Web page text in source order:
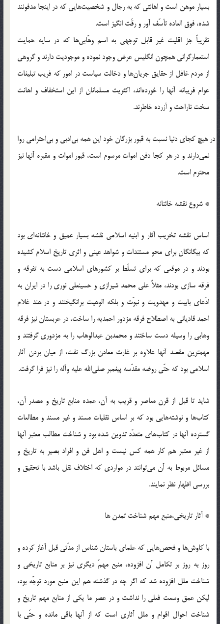
بسیار موهن است و اهانتی که به رجال و شخصیت‌هایی که در اینجا مدفونند
شده، فوق العاده تأسّف آور و رقّت انگیز است.
تقریباً جز اقلیت غیر قابل توجهی به اسم وهّابی‌ها که در سایه حمایت
استعمارگرانی همچون انگلیس عرض وجود نموده و موجودیت دارند و گروهی
از مردم غافل از حقایق جریان‌ها و دخالت سیاست در امور که فریب تبلیغات
عوام فریبانه آنها را خورده‎اند، اکثریت مسلمانان از این استخفاف و اهانت
سخت ناراحت و آزرده خاطرند.
در هیچ کجای دنیا نسبت به قبور بزرگان خود این همه بی‎ادبی و بی‎احترامی روا
نمی‎دارند و در هر کجا دفن اموات مرسوم است، قبور اموات و مقبره آنها نیز
محترم است.
* شروع نقشه خائنانه
اساس نقشه تخریب آثار و ابنیه اسلامی نقشه بسیار عمیق و خائنانه‎ای بود
که بیگانگان برای محو مستندات و شواهد عینی و اثری تاریخ اسلام کشیده
بودند و در موقعی که برای تسلّط بر کشورهای اسلامی دست به تفرقه و
فرقه سازی بودند، مثلاً علی محمد شیرازی و حسینعلی نوری را در ایران به
ادّعای بابیت و مهدویت و نبوّت و بلکه الوهیت برانگیختند و در هند غلام
احمد قادیانی به اصطلاح فرقه مزدور احمدیه را ساخت، در عربستان نیز فرقه
وهابی را وسیله دست ساختند و محمدبن عبدالوهاب را به مزدوری گرفتند و
مهمترین مقصد آنها علاوه بر غارت معادن بزرگ نفت، از میان بردن آثار
اسلامی بود که حتّی روضه مقدّسه پیغمبر صلی‎الله علیه وآله را نیز فرا گرفت.
شاید تا قبل از قرن معاصر و قریب به آن، عمده منابع تاریخ و مصدر آن،
کتاب‌ها و نوشته‎هایی بود که بر اساس نقلیات مسند و غیر مسند و مطالعات
گسترده آنها در کتاب‌های متعدّد تدوین شده بود و شناخت مطالب معتبر آنها
از غیر معتبر هم کار همه کس نیست و اهل فن و افراد بصیر به تاریخ و
مسائل مربوط به آن می‎توانند در مواردی که اختلاف نقل باشد با تحقیق و
بررسی اظهار نظر نمایند.
* آثار تاریخی،منبع مهم شناخت تمدن ها
با کاوش‌ها و فحص‎هایی که علمای باستان شناس از مدّتی قبل آغاز کرده و
روز به روز بر تکامل آن افزوده، منبع مهمّ دیگری نیز بر منابع تاریخی و
شناخت ملل افزوده شد که اگر چه در گذشته هم این منبع مورد توجّه بود،
لیکن عمق وسعت فعلی را نداشت و در عصر ما یکی از منابع مهم تاریخ و
شناخت احوال اقوام و ملل آثاری است که از آنها باقی مانده و حتّی با